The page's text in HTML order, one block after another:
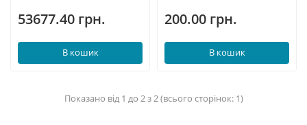
53677.40 грн.
В кошик
200.00 грн.
В кошик
Показано від 1 до 2 з 2 (всього сторінок: 1)